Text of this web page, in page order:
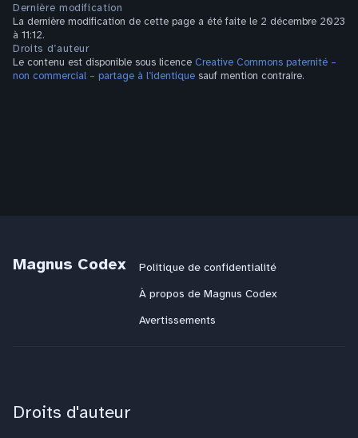
Dernière modification
La dernière modification de cette page a été faite le 2 décembre 2023
à 11:12.
Droits d’auteur
Le contenu est disponible sous licence Creative Commons paternité –
non commercial – partage à l’identique sauf mention contraire.
Magnus Codex
Politique de confidentialité
À propos de Magnus Codex
Avertissements
Droits d'auteur